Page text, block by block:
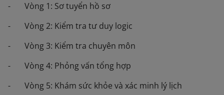
- Vòng 1: Sơ tuyển hồ sơ
- Vòng 2: Kiểm tra tư duy logic
- Vòng 3: Kiểm tra chuyên môn
- Vòng 4: Phỏng vấn tổng hợp
- Vòng 5: Khám sức khỏe và xác minh lý lịch